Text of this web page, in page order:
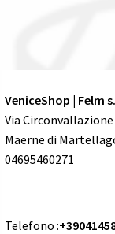
VeniceShop | Felm
Via Circonvallazione
Maerne di
04695460271
Telefono :